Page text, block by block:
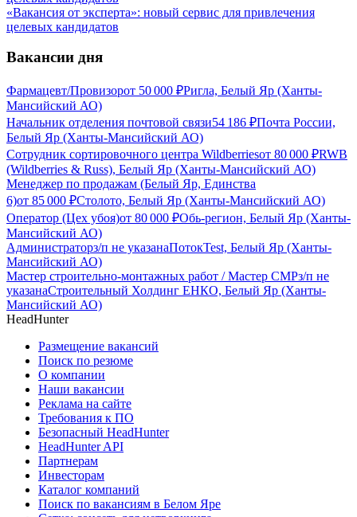
«Вакансия от эксперта»: новый сервис для привлечения
целевых кандидатов
Вакансии дня
Фармацевт/Провизорот 50 000 ₽Ригла, Белый Яр (Ханты-
Мансийский АО)
Начальник отделения почтовой связи54 186 ₽Почта России,
Белый Яр (Ханты-Мансийский АО)
Сотрудник сортировочного центра Wildberriesот 80 000 ₽RWB
(Wildberries & Russ), Белый Яр (Ханты-Мансийский АО)
Менеджер по продажам (Белый Яр, Единства
6)от 85 000 ₽Столото, Белый Яр (Ханты-Мансийский АО)
Оператор (Цех убоя)от 80 000 ₽Обь-регион, Белый Яр (Ханты-
Мансийский АО)
Администраторз/п не указанаПотокTest, Белый Яр (Ханты-
Мансийский АО)
Мастер строительно-монтажных работ / Мастер СМРз/п не
указанаСтроительный Холдинг ЕНКО, Белый Яр (Ханты-
Мансийский АО)
HeadHunter
Размещение вакансий
Поиск по резюме
О компании
Наши вакансии
Реклама на сайте
Требования к ПО
Безопасный HeadHunter
HeadHunter API
Партнерам
Инвесторам
Каталог компаний
Поиск по вакансиям в Белом Яре